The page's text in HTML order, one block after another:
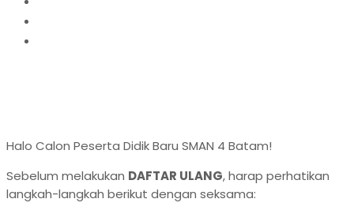
Halo Calon Peserta Didik Baru SMAN 4 Batam!
Sebelum melakukan DAFTAR ULANG, harap perhatikan
langkah-langkah berikut dengan seksama: